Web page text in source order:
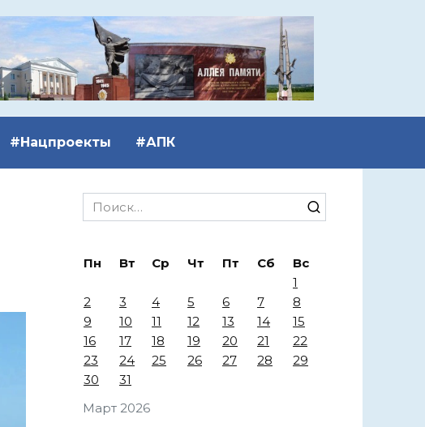
#Нацпроекты #АПК
Search
for:
Март 2026
Пн Вт Ср Чт Пт Сб
Вс
1
2
3 4 5 6 7
8
9
10 11 12 13 14
15
16
17 18 19 20 21
22
23
24 25 26 27 28
29
30
31